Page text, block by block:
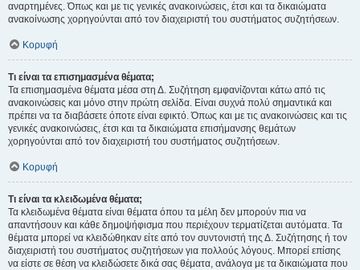
αναρτημένες. Όπως και με τις γενικές ανακοινώσεις, έτσι και τα δικαιώματα
ανακοίνωσης χορηγούνται από τον διαχειριστή του συστήματος συζητήσεων.
Κορυφή
Τι είναι τα επισημασμένα θέματα;
Τα επισημασμένα θέματα μέσα στη Δ. Συζήτηση εμφανίζονται κάτω από τις
ανακοινώσεις και μόνο στην πρώτη σελίδα. Είναι συχνά πολύ σημαντικά και
πρέπει να τα διαβάσετε όποτε είναι εφικτό. Όπως και με τις ανακοινώσεις και τις
γενικές ανακοινώσεις, έτσι και τα δικαιώματα επισήμανσης θεμάτων
χορηγούνται από τον διαχειριστή του συστήματος συζητήσεων.
Κορυφή
Τι είναι τα κλειδωμένα θέματα;
Τα κλειδωμένα θέματα είναι θέματα όπου τα μέλη δεν μπορούν πια να
απαντήσουν και κάθε δημοψήφισμα που περιέχουν τερματίζεται αυτόματα. Τα
θέματα μπορεί να κλειδώθηκαν είτε από τον συντονιστή της Δ. Συζήτησης ή τον
διαχειριστή του συστήματος συζητήσεων για πολλούς λόγους. Μπορεί επίσης
να είστε σε θέση να κλειδώσετε δικά σας θέματα, ανάλογα με τα δικαιώματα που